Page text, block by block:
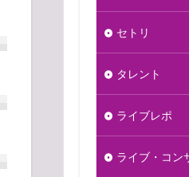
セトリ
タレント
ライブレポ
ライブ・コン